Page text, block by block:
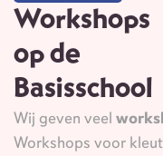
Workshops
op de
Basisschool
Wij geven veel
Workshops voor